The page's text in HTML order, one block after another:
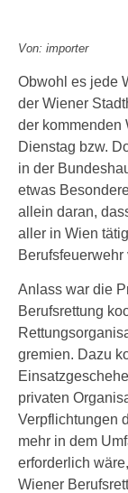
Von: importer
Obwohl es jede
der Wiener
der kommenden
Dienstag bzw.
in der
etwas
allein daran,
aller in Wien
Anlass war die
Berufsrettung
gremien. Dazu
privaten
Verpflichtungen
mehr in dem
erforderlich
Wiener